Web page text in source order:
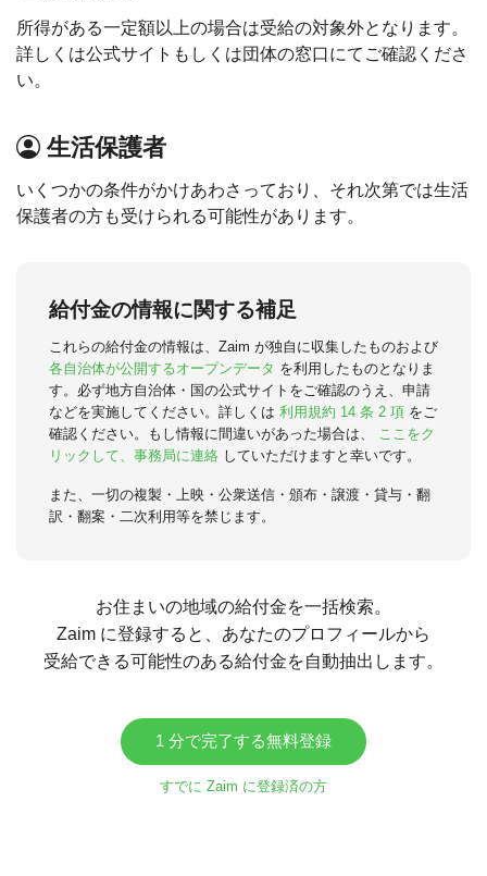
所得がある一定額以上の場合は受給の対象外となります。
詳しくは公式サイトもしくは団体の窓口にてご確認くださ
い。
生活保護者
いくつかの条件がかけあわさっており、それ次第では生活
保護者の方も受けられる可能性があります。
給付金の情報に関する補足
これらの給付金の情報は、Zaim が独自に収集したものおよび
各自治体が公開するオープンデータ を利用したものとなりま
す。必ず地方自治体・国の公式サイトをご確認のうえ、申請
などを実施してください。詳しくは 利用規約 14 条 2 項 をご
確認ください。もし情報に間違いがあった場合は、
ここをク
リックして、事務局に連絡 していただけますと幸いです。
また、一切の複製・上映・公衆送信・頒布・譲渡・貸与・翻
訳・翻案・二次利用等を禁じます。
お住まいの地域の給付金を一括検索。
Zaim に登録すると、あなたのプロフィールから
受給できる可能性のある給付金を自動抽出します。
1 分で完了する無料登録
すでに Zaim に登録済の方